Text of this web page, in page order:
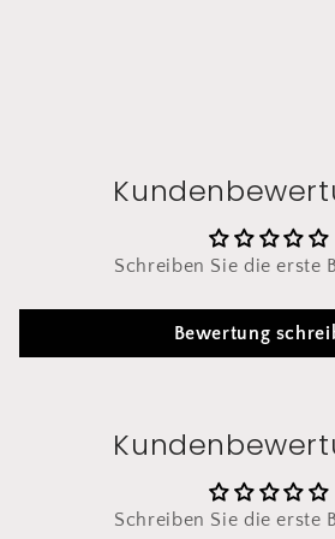
Schreiben Sie die erste
Bewertung
Schreiben Sie die erste